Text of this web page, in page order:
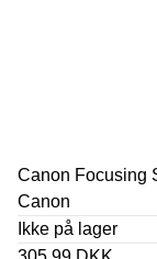
Canon Focusing
Canon
Ikke på lager